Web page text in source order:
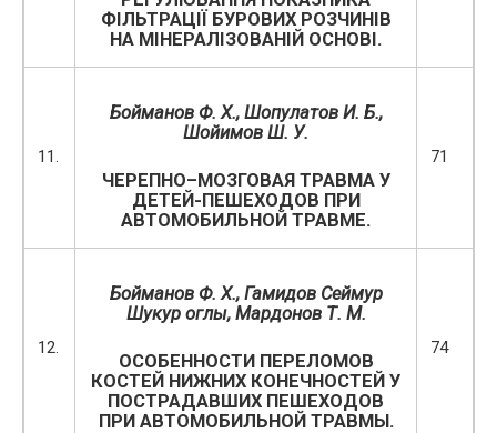
ФІЛЬТРАЦІЇ БУРОВИХ РОЗЧИНІВ
НА МІНЕРАЛІЗОВАНІЙ ОСНОВІ.
11.
Бойманов Ф. Х., Шопулатов И. Б.,
Шойимов Ш. У.
ЧЕРЕПНО–МОЗГОВАЯ ТРАВМА У
ДЕТЕЙ-ПЕШЕХОДОВ ПРИ
АВТОМОБИЛЬНОЙ ТРАВМЕ.
71
12.
Бойманов Ф. Х., Гамидов Сеймур
Шукур оглы, Мардонов Т. М.
ОСОБЕННОСТИ ПЕРЕЛОМОВ
КОСТЕЙ НИЖНИХ КОНЕЧНОСТЕЙ У
ПОСТРАДАВШИХ ПЕШЕХОДОВ
ПРИ АВТОМОБИЛЬНОЙ ТРАВМЫ.
74